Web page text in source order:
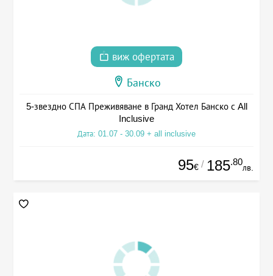
виж офертата
Банско
5-звездно СПА Преживяване в Гранд Хотел Банско с All
Inclusive
Дата: 01.07 - 30.09 + all inclusive
95€ / 185.80
лв.